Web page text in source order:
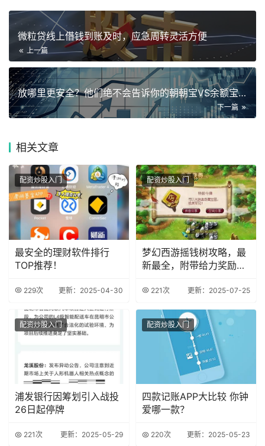
微粒贷线上借钱到账及时，应急周转灵活方便
上一篇
放哪里更安全？他们绝不会告诉你的朝朝宝VS余额宝真相
下一篇
相关文章
配资炒股入门
最安全的理财软件排行
TOP推荐！
229次 更新：2025-04-30
配资炒股入门
梦幻西游摇钱树攻略，最
新最全，附带给力奖励图
221次 更新：2025-07-25
配资炒股入门
浦发银行因筹划引入战投
26日起停牌
221次 更新：2025-05-29
配资炒股入门
四款记账APP大比较 你钟
爱哪一款？
220次 更新：2025-05-23